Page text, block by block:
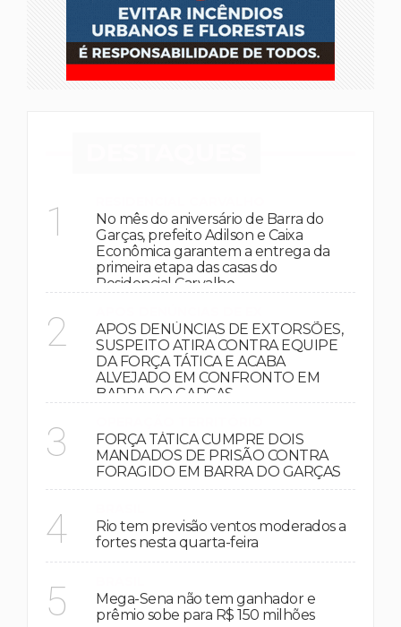
1
No mês do aniversário de Barra do
Garças, prefeito Adilson e Caixa
Econômica garantem a entrega da
primeira etapa das casas do
Residencial Carvalho
2
APOS DENÚNCIAS DE EXTORSÕES,
SUSPEITO ATIRA CONTRA EQUIPE
DA FORÇA TÁTICA E ACABA
ALVEJADO EM CONFRONTO EM
BARRA DO GARÇAS
3
FORÇA TÁTICA CUMPRE DOIS
MANDADOS DE PRISÃO CONTRA
FORAGIDO EM BARRA DO GARÇAS
4
Rio tem previsão ventos moderados a
fortes nesta quarta-feira
5
Mega-Sena não tem ganhador e
prêmio sobe para R$ 150 milhões